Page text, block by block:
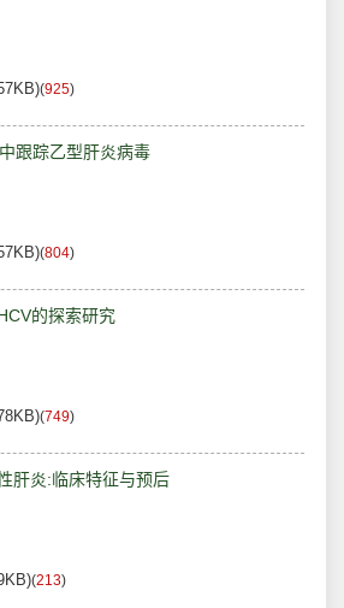
(925)
跟踪乙型肝炎病毒
(804)
的探索研究
(749)
肝炎:临床特征与预后
(213)